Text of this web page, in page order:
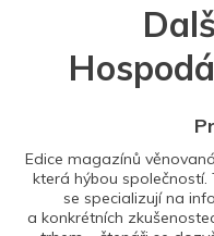
Edice magazínů
která hýbou
se specializují na
a konkrétních